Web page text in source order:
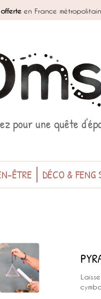
en France
pour une quête
ÊTRE DÉCO & FENG